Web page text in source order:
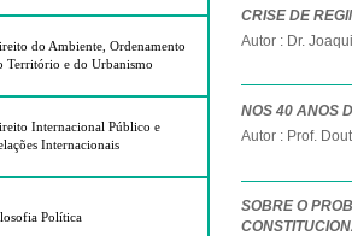
do Ambiente, Ordenamento
Território e do Urbanismo
Internacional Público e
Internacionais
Política
CRISE DE
Autor : Dr.
NOS 40 ANOS
Autor : Prof.
SOBRE O